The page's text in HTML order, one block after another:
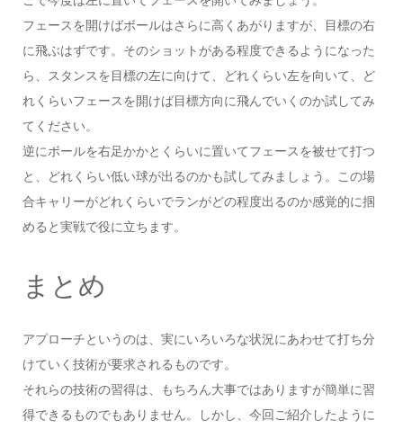
フェースを開けばボールはさらに高くあがりますが、目標の右
に飛ぶはずです。そのショットがある程度できるようになった
ら、スタンスを目標の左に向けて、どれくらい左を向いて、ど
れくらいフェースを開けば目標方向に飛んでいくのか試してみ
てください。
逆にボールを右足かかとくらいに置いてフェースを被せて打つ
と、どれくらい低い球が出るのかも試してみましょう。この場
合キャリーがどれくらいでランがどの程度出るのか感覚的に掴
めると実戦で役に立ちます。
まとめ
アプローチというのは、実にいろいろな状況にあわせて打ち分
けていく技術が要求されるものです。
それらの技術の習得は、もちろん大事ではありますが簡単に習
得できるものでもありません。しかし、今回ご紹介したように